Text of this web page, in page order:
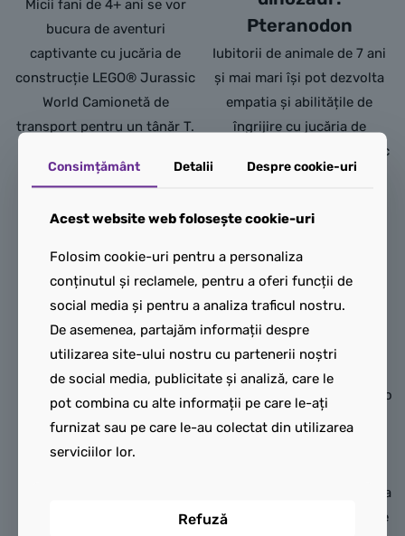
Micii fani de 4+ ani se vor
bucura de aventuri
captivante cu jucăria de
construcție LEGO® Jurassic
World Camionetă de
transport pentru un tânăr T.
exersa abilitățile de
vehicule de jucărie, apoi se
pot lăsa captivați de joaca
creativă, căutând soluții
pentru a salva T. rex-ul.
Ajută cele 2 minifigurine
LEGO să ademenească puiul
de T. rex în cușcă, folosind
ATV-ul, copănelul de pui și
un hotdog pe băț. După ce
este înăuntru, aceștia pot
Pteranodon
Iubitorii de animale de 7 ani
și mai mari își pot dezvolta
empatia și abilitățile de
îngrijire cu jucăria de
construcție LEGO® Jurassic
World Pui de dinozaur:
se pot distra asamblând
setul, apoi își pot da frâu
liber imaginației prin joacă
pe roluri și crearea de
povești, explorând lumea
cretacică alături de
prietenoasa figurină
dinozaur. Acest set conține o
figurină Pteranodon din
picioare mobile pentru a crea
diverse ipostaze – alături de
Consimțământ Detalii Despre cookie-uri
Acest website web folosește cookie-uri
Folosim cookie-uri pentru a personaliza
conținutul și reclamele, pentru a oferi funcții de
social media și pentru a analiza traficul nostru.
De asemenea, partajăm informații despre
utilizarea site-ului nostru cu partenerii noștri
de social media, publicitate și analiză, care le
pot combina cu alte informații pe care le-ați
furnizat sau pe care le-au colectat din utilizarea
serviciilor lor.
Refuză